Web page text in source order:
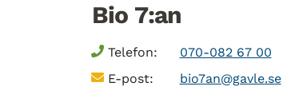
Bio 7:an
Telefon:
070-082 67 00
E-post:
bio7an@gavle.se